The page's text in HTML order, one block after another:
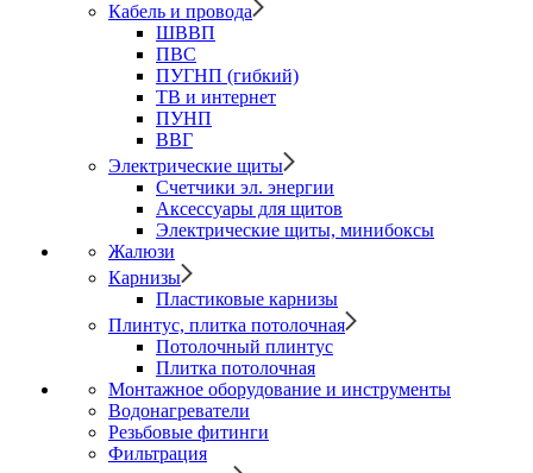
Кабель и провода
ШВВП
ПВС
ПУГНП (гибкий)
ТВ и интернет
ПУНП
ВВГ
Электрические щиты
Счетчики эл. энергии
Аксессуары для щитов
Электрические щиты, минибоксы
Жалюзи
Карнизы
Пластиковые карнизы
Плинтус, плитка потолочная
Потолочный плинтус
Плитка потолочная
Монтажное оборудование и инструменты
Водонагреватели
Резьбовые фитинги
Фильтрация